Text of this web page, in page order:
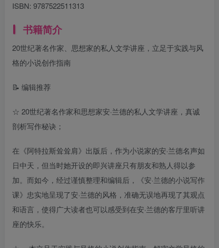
ISBN: 9787522511313
书籍简介
20世纪著名作家、思想家的私人文学讲座，立足于实践与风
格的小说创作指南
📝 编辑推荐
☆ 20世纪著名作家和思想家安·兰德的私人文学讲座，真诚
剖析写作秘诀；
在《阿特拉斯耸耸肩》出版后，作为小说家的安·兰德名声如
日中天，但当时她开设的即兴讲座只有朋友和熟人得以参
加。而如今，经过谨慎整理和编辑后，《安·兰德的小说写作
课》忠实地呈现了安·兰德的风格，准确无误地再现了其观点
和语言，使得广大读者也可以感受到在安·兰德的客厅里听讲
座的快乐。